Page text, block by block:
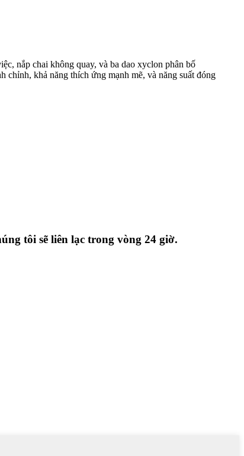
nắp chai không quay, và ba dao xyclon phân bố
chỉnh, khả năng thích ứng mạnh mẽ, và năng suất đóng
tôi sẽ liên lạc trong vòng 24 giờ.